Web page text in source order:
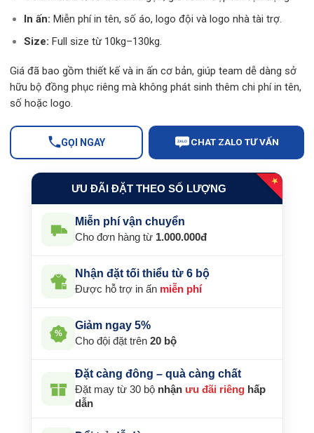
In ấn: Miễn phí in tên, số áo, logo đội và logo nhà tài trợ.
Size: Full size từ 10kg–130kg.
Giá đã bao gồm thiết kế và in ấn cơ bản, giúp team dễ dàng sở
hữu bộ đồng phục riêng mà không phát sinh thêm chi phí in tên,
số hoặc logo.
GỌI NGAY ZALO CHAT ZALO TƯ VẤN
ƯU ĐÃI ĐẶT THEO SỐ LƯỢNG
★
Miễn phí vận chuyển
Cho đơn hàng từ 1.000.000đ
Nhận đặt tối thiểu từ 6 bộ
Được hỗ trợ in ấn miễn phí
%
Giảm ngay 5%
Cho đội đặt trên 20 bộ
Đặt càng đông – quà càng chất
Đặt may từ 30 bộ nhận ưu đãi riêng hấp
dẫn